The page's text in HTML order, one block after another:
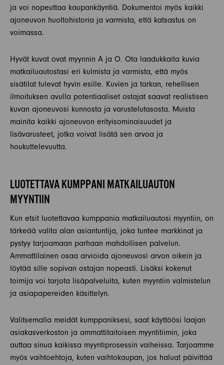
ja voi nopeuttaa kaupankäyntiä. Dokumentoi myös kaikki
ajoneuvon huoltohistoria ja varmista, että katsastus on
voimassa.
Hyvät kuvat ovat myynnin A ja O. Ota laadukkaita kuvia
matkailuautostasi eri kulmista ja varmista, että myös
sisätilat tulevat hyvin esille. Kuvien ja tarkan, rehellisen
ilmoituksen avulla potentiaaliset ostajat saavat realistisen
kuvan ajoneuvosi kunnosta ja varustelutasosta. Muista
mainita kaikki ajoneuvon erityisominaisuudet ja
lisävarusteet, jotka voivat lisätä sen arvoa ja
houkuttelevuutta.
LUOTETTAVA KUMPPANI MATKAILUAUTON
MYYNTIIN
Kun etsit luotettavaa kumppania matkailuautosi myyntiin, on
tärkeää valita alan asiantuntija, joka tuntee markkinat ja
pystyy tarjoamaan parhaan mahdollisen palvelun.
Ammattilainen osaa arvioida ajoneuvosi arvon oikein ja
löytää sille sopivan ostajan nopeasti. Lisäksi kokenut
toimija voi tarjota lisäpalveluita, kuten myyntiin valmistelun
ja asiapapereiden käsittelyn.
Valitsemalla meidät kumppaniksesi, saat käyttöösi laajan
asiakasverkoston ja ammattitaitoisen myyntitiimin, joka
auttaa sinua kaikissa myyntiprosessin vaiheissa. Tarjoamme
myös vaihtoehtoja, kuten vaihtokaupan, jos haluat päivittää